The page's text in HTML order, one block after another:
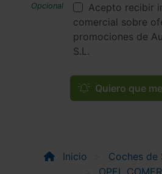
Acepto recibir
comercial sobre
promociones de
S.L.
Quiero que
Inicio
Coches de
OPEL